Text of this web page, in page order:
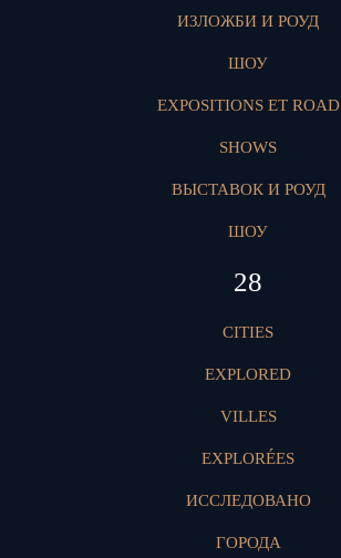
ИЗЛОЖБИ И РОУД
ШОУ
EXPOSITIONS ET ROAD
SHOWS
ВЫСТАВОК И РОУД
ШОУ
28
CITIES
EXPLORED
VILLES
EXPLORÉES
ИССЛЕДОВАНО
ГОРОДА